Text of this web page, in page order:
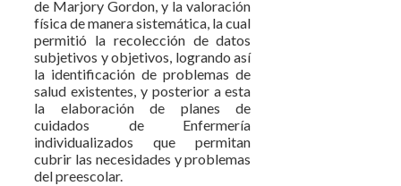
de Marjory Gordon, y la valoración
física de manera sistemática, la cual
permitió la recolección de datos
subjetivos y objetivos, logrando así
la identificación de problemas de
salud existentes, y posterior a esta
la elaboración de planes de
cuidados de Enfermería
individualizados que permitan
cubrir las necesidades y problemas
del preescolar.